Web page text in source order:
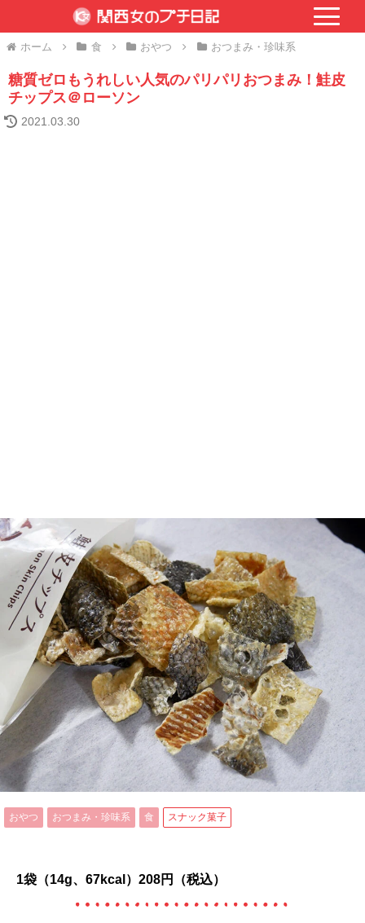
ホーム 食 おやつ おつまみ・珍味系
糖質ゼロもうれしい人気のパリパリおつまみ！鮭皮
チップス＠ローソン
2021.03.30
おやつ おつまみ・珍味系 食 スナック菓子
1袋（14g、67kcal）208円（税込）